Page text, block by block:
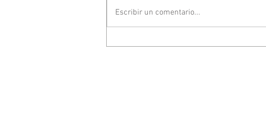
Escribir un comentario...